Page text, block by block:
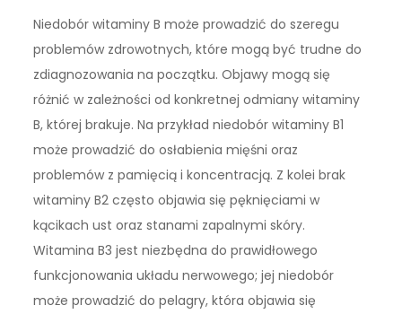
Niedobór witaminy B może prowadzić do szeregu
problemów zdrowotnych, które mogą być trudne do
zdiagnozowania na początku. Objawy mogą się
różnić w zależności od konkretnej odmiany witaminy
B, której brakuje. Na przykład niedobór witaminy B1
może prowadzić do osłabienia mięśni oraz
problemów z pamięcią i koncentracją. Z kolei brak
witaminy B2 często objawia się pęknięciami w
kącikach ust oraz stanami zapalnymi skóry.
Witamina B3 jest niezbędna do prawidłowego
funkcjonowania układu nerwowego; jej niedobór
może prowadzić do pelagry, która objawia się